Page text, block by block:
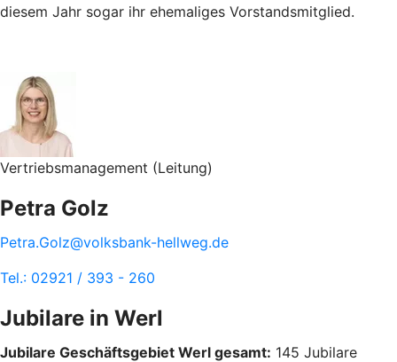
diesem Jahr sogar ihr ehemaliges Vorstandsmitglied.
Vertriebsmanagement (Leitung)
Petra Golz
Petra.Golz@volksbank-hellweg.de
Tel.: 02921 / 393 - 260
Jubilare in Werl
Jubilare Geschäftsgebiet Werl gesamt: 145 Jubilare